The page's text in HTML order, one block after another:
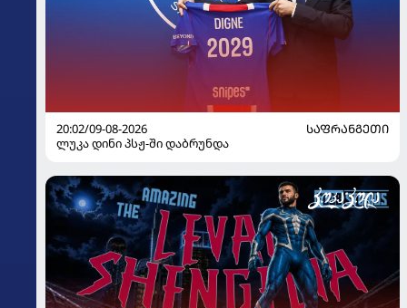
20:02/09-08-2026
ᲡᲐᲤᲠᲐᲜᲒᲔᲗᲘ
ლუკა დინი პსჟ-ში დაბრუნდა